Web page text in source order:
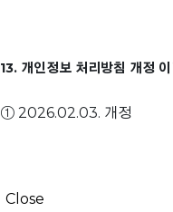
13. 개인정보 처리방침 개정
① 2026.02.03. 개정
Close